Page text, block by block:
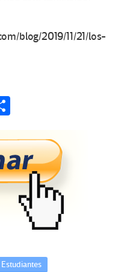
blog/2019/11/21/los-
m
p
ar
tir
Estudiantes